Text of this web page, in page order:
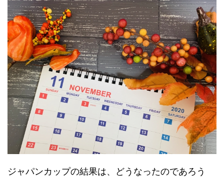
ジャパンカップの結果は、どうなったのであろう